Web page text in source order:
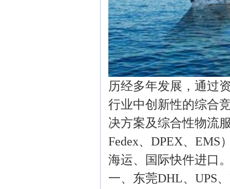
历经多年发展，通过
行业中创新性的综合
决方案及综合性物流
Fedex、DPEX、
海运、国际快件进口
一、东莞DHL、UPS